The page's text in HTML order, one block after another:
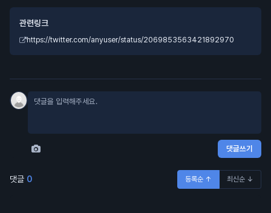
관련링크
https://twitter.com/anyuser/status/2069853563421892970
댓글쓰기
댓글 0 등록순 ↑ 최신순 ↓